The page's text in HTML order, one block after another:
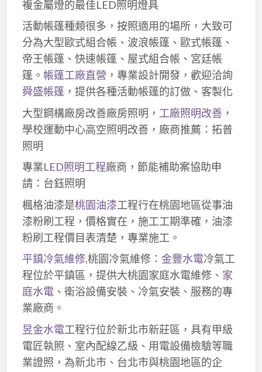
複金屬燈的最佳LED照明燈具
活動帳篷種類很多，按照適用的場所，大致可
分為大型歐式組合帳、波浪帳篷、歐式帳篷、
帝王帳篷、快速帳篷、屋式組合帳、宮廷帳
篷。 帳篷工廠直營 ，專業設計開發，歡迎洽詢
舜盛帳篷，提供各種活動帳篷的訂做、客製化
大型鋼構廠房改善廠房照明， 工廠照明改善，
學校運動中心高空照明改善，廠商推薦：拓普
照明
專業LED照明工程廠商，節能補助案協助申
請：台鈺照明
楓格油漆是桃園油漆工程行在桃園地區從事油
漆粉刷工程，價格實在，施工工期準確，油漆
粉刷工程價目表清楚，專業施工。
平鎮冷氣維修,桃園冷氣維修： 金豐水電冷氣工
程位於平鎮區，提供大桃園家庭水電維修、 家
庭水電、衛浴設備安裝、冷氣安裝、服務的專
業廠商。
昱金水電工程行位於新北市新莊區，具有甲級
電匠執照、室內配線乙級、用電設備檢驗等職
業證照，為新北市、台北市與桃園地區的企